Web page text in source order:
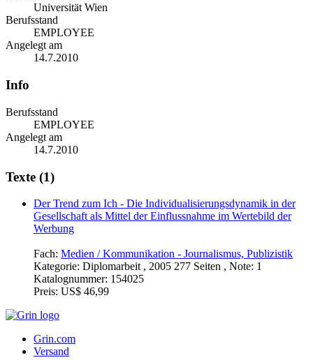
Universität Wien
Berufsstand
EMPLOYEE
Angelegt am
14.7.2010
Info
Berufsstand
EMPLOYEE
Angelegt am
14.7.2010
Texte (1)
Der Trend zum Ich - Die Individualisierungsdynamik in der
Gesellschaft als Mittel der Einflussnahme im Wertebild der
Werbung
Fach: Medien / Kommunikation - Journalismus, Publizistik
Kategorie: Diplomarbeit , 2005 277 Seiten , Note: 1
Katalognummer: 154025
Preis: US$ 46,99
Grin.com
Versand